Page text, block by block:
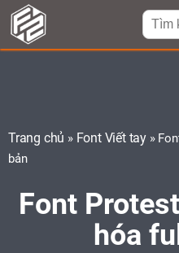
Trang chủ » Font Viết tay»
bản
Font
hóa